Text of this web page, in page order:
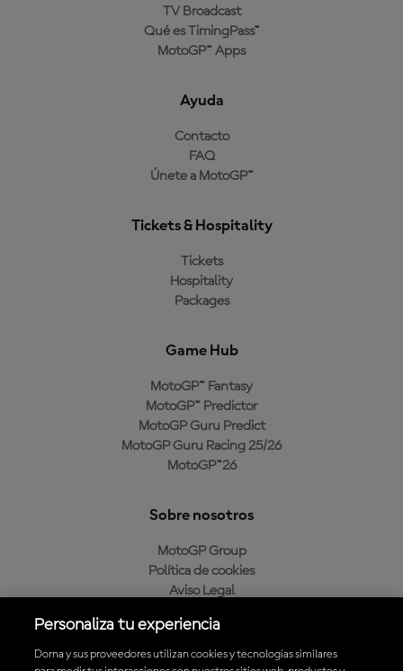
TV Broadcast
Qué es TimingPass™
MotoGP™ Apps
Ayuda
Contacto
FAQ
Únete a MotoGP™
Tickets & Hospitality
Tickets
Hospitality
Packages
Game Hub
MotoGP™ Fantasy
MotoGP™ Predictor
MotoGP Guru Predict
MotoGP Guru Racing 25/26
MotoGP™26
Sobre nosotros
MotoGP Group
Política de cookies
Aviso Legal
Política de compra
Personaliza tu experiencia
Dorna y sus proveedores utilizan cookies y tecnologías similares